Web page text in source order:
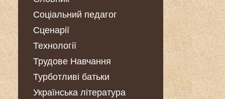
Соціальний педагог
Сценарії
Технології
Трудове Навчання
Турботливі батьки
Українська література